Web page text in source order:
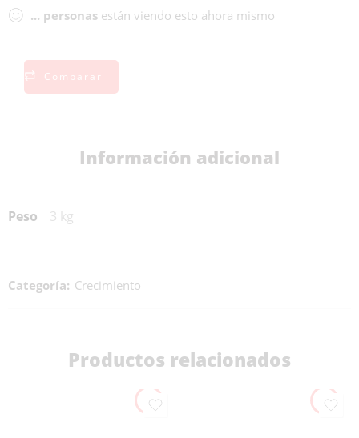
... personas están viendo esto ahora mismo
Comparar
Información adicional
Peso 3 kg
Categoría: Crecimiento
Productos relacionados